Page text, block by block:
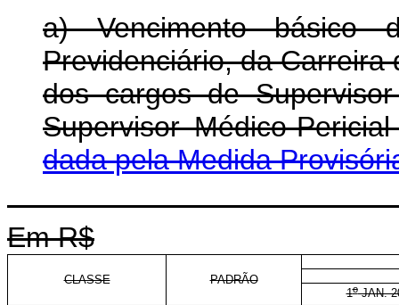
a) Vencimento básico
Previdenciário, da Carreira
dos cargos de
Supervisor Médico-
dada pela Medida
Em R$
CLASSE
PADRÃO
1oJAN.